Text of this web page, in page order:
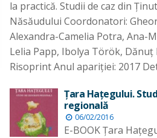
la practică. Studii de caz din
Năsăudului Coordonatori:
Alexandra-Camelia Potra, Ana-
Lelia Papp, Ibolya Török, Dănuţ
Risoprint Anul apariţiei: 2017
Ţara Haţegului.
regională
06/02/2016
E-BOOK Ţara